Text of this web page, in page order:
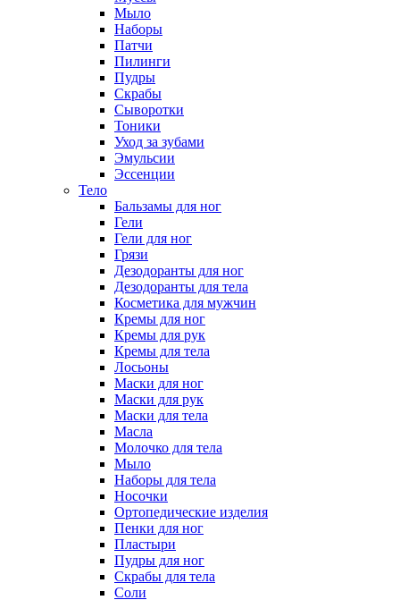
Мыло
Наборы
Патчи
Пилинги
Пудры
Скрабы
Сыворотки
Тоники
Уход за зубами
Эмульсии
Эссенции
Тело
Бальзамы для ног
Гели
Гели для ног
Грязи
Дезодоранты для ног
Дезодоранты для тела
Косметика для мужчин
Кремы для ног
Кремы для рук
Кремы для тела
Лосьоны
Маски для ног
Маски для рук
Маски для тела
Масла
Молочко для тела
Мыло
Наборы для тела
Носочки
Ортопедические изделия
Пенки для ног
Пластыри
Пудры для ног
Скрабы для тела
Соли